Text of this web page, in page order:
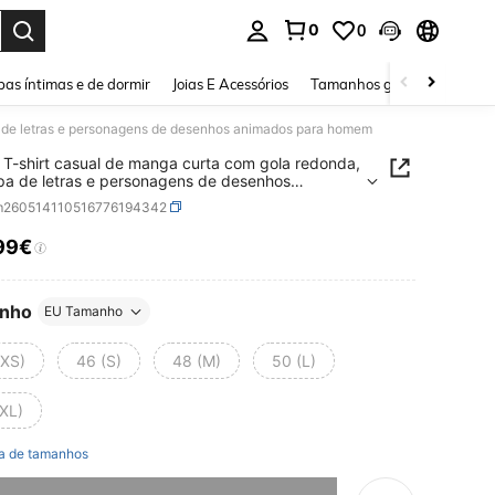
0 0
íntimas e de dormir Joias E Acessórios Tamanhos grandes
letras e personagens de desenhos animados para homem
T-shirt casual de manga curta com gola redonda,
de letras e personagens de desenhos
para homem
AND AVAILABILITY
EU Tamanho
46 (S) 48 (M) 50 (L)
de tamanhos